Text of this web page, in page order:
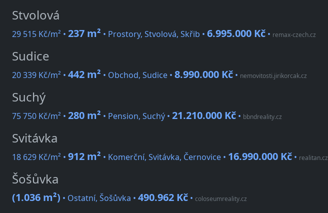
Stvolová
29 515 Kč/m² • 237 m² • Prostory, Stvolová, Skřib • 6.995.000 Kč • remax-czech.cz
Sudice
20 339 Kč/m² • 442 m² • Obchod, Sudice • 8.990.000 Kč • nemovitosti.jirikorcak.cz
Suchý
75 750 Kč/m² • 280 m² • Pension, Suchý • 21.210.000 Kč • bbndreality.cz
Svitávka
18 629 Kč/m² • 912 m² • Komerční, Svitávka, Černovice • 16.990.000 Kč • realitan.cz
Šošůvka
(1.036 m²) • Ostatní, Šošůvka • 490.962 Kč • coloseumreality.cz